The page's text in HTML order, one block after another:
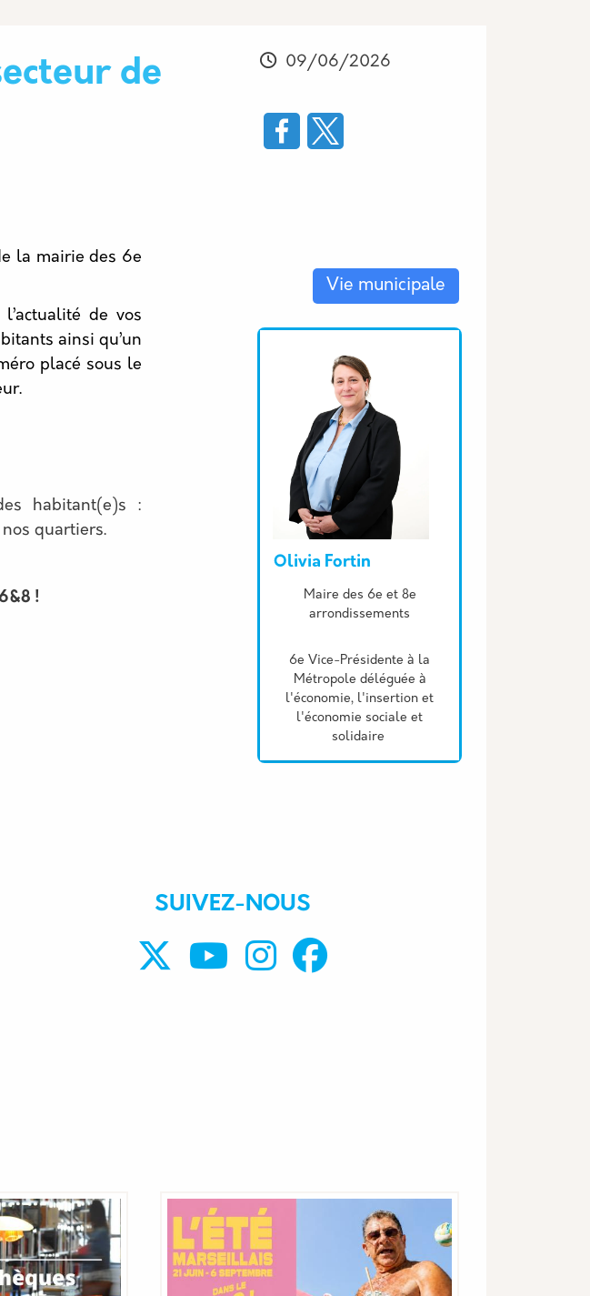
de
Modifié
09/06/2026
la mairie des 6e
de vos
ainsi qu’un
placé sous le
habitant(e)s :
quartiers.
!
Les thématiques associées
Vie municipale
Olivia Fortin
Maire des 6e et 8e
arrondissements
6e Vice-Présidente à la
Métropole déléguée à
l'économie, l'insertion et
l'économie sociale et
solidaire
SUIVEZ-NOUS